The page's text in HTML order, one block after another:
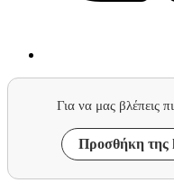
Για να μας βλέπεις
Προσθήκη της